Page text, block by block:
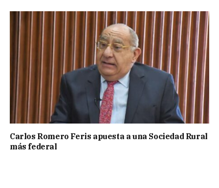
Carlos Romero Feris apuesta a una Sociedad Rural
más federal